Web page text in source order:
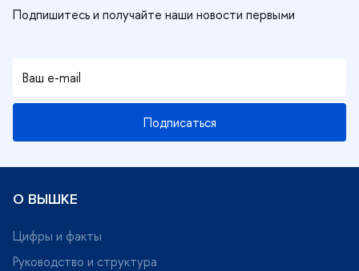
Подписаться
О ВЫШКЕ
Цифры и факты
Руководство и структура